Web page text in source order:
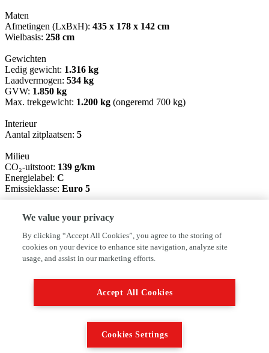
Maten
Afmetingen (LxBxH): 435 x 178 x 142 cm
Wielbasis: 258 cm
Gewichten
Ledig gewicht: 1.316 kg
Laadvermogen: 534 kg
GVW: 1.850 kg
Max. trekgewicht: 1.200 kg (ongeremd 700 kg)
Interieur
Aantal zitplaatsen: 5
Milieu
CO₂-uitstoot: 139 g/km
Energielabel: C
Emissieklasse: Euro 5
Gemiddeld brandstofverbruik:
Brandstofverbruik in de stad:7,3 l/100km
(1 op 13,7)
Brandstofverbruik op de snelweg: 5,1 l/100km (1 op 19,6)
Onderhoud, historie en staat
Nieuwe APK bij aflevering
Fabrikant: De Hogebrink Hogebrink 15 7468CB ENTER, NL
0547-381475 http://www.autofirst-dehogebrink.nl
We value your privacy
By clicking “Accept All Cookies”, you agree to the storing of
cookies on your device to enhance site navigation, analyze site
usage, and assist in our marketing efforts.
Accept All Cookies
Cookies Settings